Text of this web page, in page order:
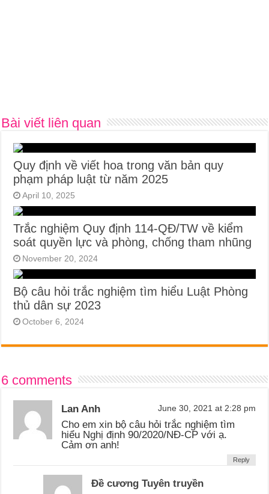
Bài viết liên quan
Quy định về viết hoa trong văn bản quy
phạm pháp luật từ năm 2025
April 10, 2025
Trắc nghiệm Quy định 114-QĐ/TW về kiểm
soát quyền lực và phòng, chống tham nhũng
November 20, 2024
Bộ câu hỏi trắc nghiệm tìm hiểu Luật Phòng
thủ dân sự 2023
October 6, 2024
6 comments
Lan Anh June 30, 2021 at 2:28 pm
Cho em xin bộ câu hỏi trắc nghiệm tìm
hiểu Nghị định 90/2020/NĐ-CP với ạ.
Cảm ơn anh!
Reply
Đề cương Tuyên truyền